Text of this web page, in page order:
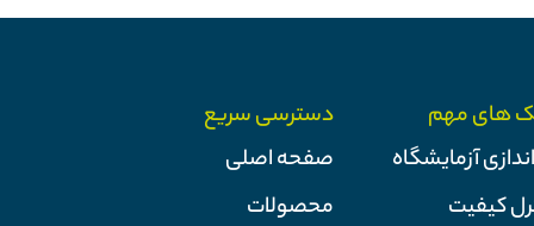
های مهم
آزمایشگاه
کیفیت
دسترسی سریع
صفحه اصلی
محصولات